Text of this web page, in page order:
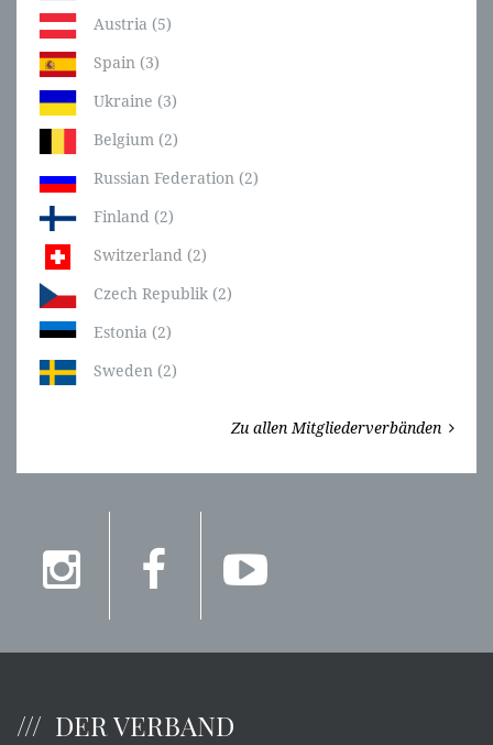
Austria (5)
Spain (3)
Ukraine (3)
Belgium (2)
Russian Federation (2)
Finland (2)
Switzerland (2)
Czech Republik (2)
Estonia (2)
Sweden (2)
Zu allen Mitgliederverbänden
DER VERBAND